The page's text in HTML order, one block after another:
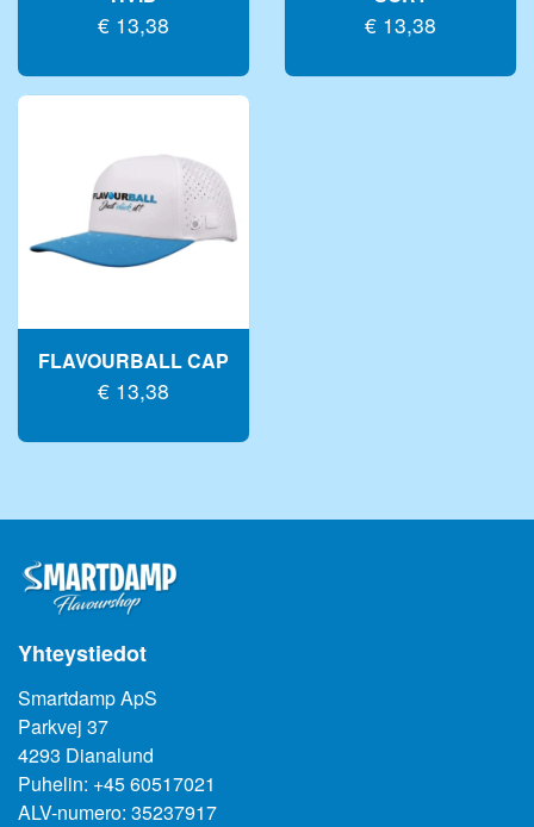
€ 13,38 € 13,38
FLAVOURBALL CAP
€ 13,38
Yhteystiedot
Smartdamp ApS
Parkvej 37
4293 Dianalund
Puhelin: +45 60517021
ALV-numero: 35237917